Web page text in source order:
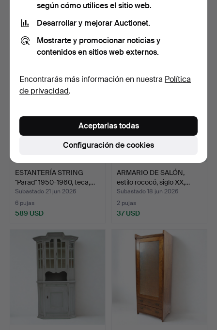
ARMARIO, década de
1940, Swedish modern, m…
Subastado 30 jun 2026
5 pujas
64 USD
seleccionado
ESQUINERO DE SUELO,
Bröderna Holm i Ransta…
1 puja
32 USD
ESTANTERÍA STRING
"Parad" 1950-1960, teca,…
Subastado 21 jun 2026
6 pujas
589 USD
ARMARIO DE SALÓN,
estilo rococó, siglo XX,…
Subastado 18 jun 2026
2 pujas
37 USD
según cómo utilices el sitio web.
Desarrollar y mejorar Auctionet.
Mostrarte y promocionar noticias y
contenidos en sitios web externos.
Encontrarás más información en nuestra Política
de privacidad.
Configuración de cookies
Aceptarlas todas